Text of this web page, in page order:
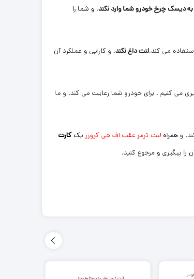
دیسک چرخ خودرو شما وارد نکند. و شما را
می کند.لنت داغ نکند. و کارایی و عملکرد آن
می کنیم . برای خودرو شما رعایت می کند. و ما
و همراه لنت ترمز عقب اف جی کروزر یک کارت